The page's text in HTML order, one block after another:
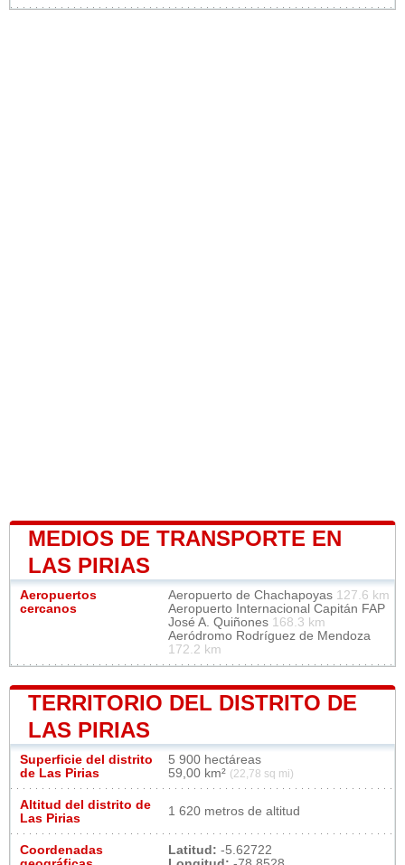
MEDIOS DE TRANSPORTE EN
LAS PIRIAS
Aeropuertos
cercanos
Aeropuerto de Chachapoyas 127.6 km
Aeropuerto Internacional Capitán FAP
José A. Quiñones 168.3 km
Aeródromo Rodríguez de Mendoza
172.2 km
TERRITORIO DEL DISTRITO DE
LAS PIRIAS
Superficie del distrito
de Las Pirias
5 900 hectáreas
59,00 km² (22,78 sq mi)
Altitud del distrito de
Las Pirias
1 620 metros de altitud
Coordenadas
Latitud: -5.62722